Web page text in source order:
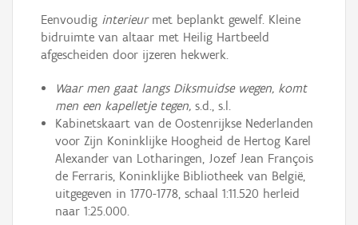
Eenvoudig interieurmet beplankt gewelf. Kleine
bidruimte van altaar met Heilig Hartbeeld
afgescheiden door ijzeren hekwerk.
Waar men gaat langs Diksmuidse wegen, komt
men een kapelletje tegen, s.d., s.l.
Kabinetskaart van de Oostenrijkse Nederlanden
voor Zijn Koninklijke Hoogheid de Hertog Karel
Alexander van Lotharingen, Jozef Jean François
de Ferraris, Koninklijke Bibliotheek van België,
uitgegeven in 1770-1778, schaal 1:11.520 herleid
naar 1:25.000.